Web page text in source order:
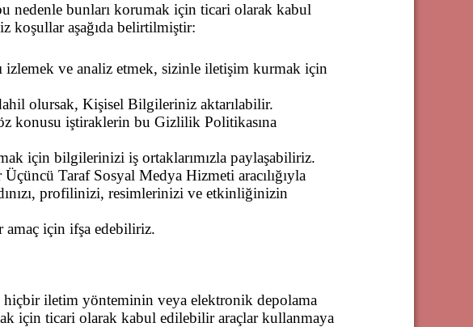
nedenle bunları korumak için ticari olarak kabul
koşullar aşağıda belirtilmiştir:
ve analiz etmek, sizinle iletişim kurmak için
olursak, Kişisel Bilgileriniz aktarılabilir.
konusu iştiraklerin bu Gizlilik Politikasına
için bilgilerinizi iş ortaklarımızla paylaşabiliriz.
Taraf Sosyal Medya Hizmeti aracılığıyla
profilinizi, resimlerinizi ve etkinliğinizin
için ifşa edebiliriz.
iletim yönteminin veya elektronik depolama
için ticari olarak kabul edilebilir araçlar kullanmaya